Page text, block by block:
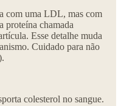
com uma LDL, mas com
proteína chamada
Esse detalhe muda
Cuidado para não
colesterol no sangue.